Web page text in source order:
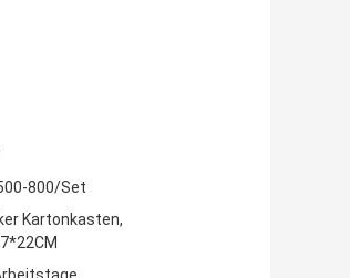
800/Set
Kartonkasten,